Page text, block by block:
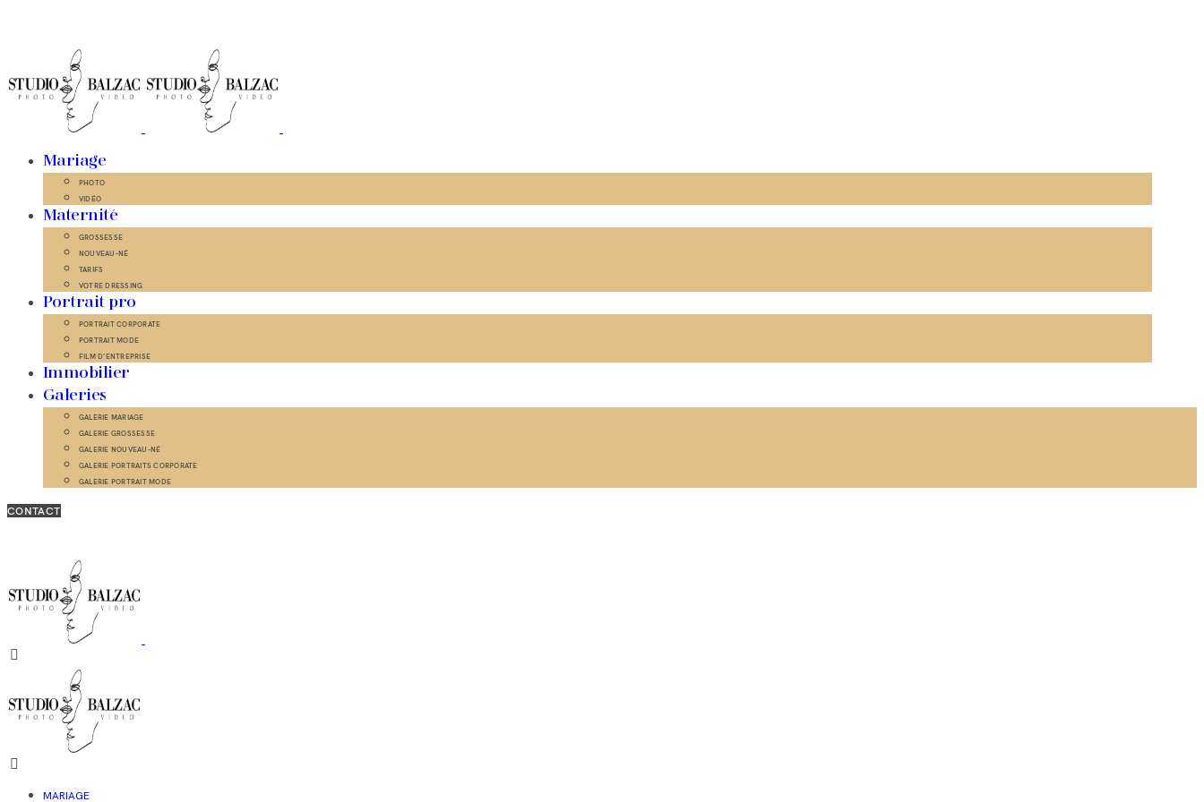
Mariage
PHOTO
VIDÉO
Maternité
GROSSESSE
NOUVEAU-NÉ
TARIFS
VOTRE DRESSING
Portrait pro
PORTRAIT CORPORATE
PORTRAIT MODE
FILM D’ENTREPRISE
Immobilier
Galeries
GALERIE MARIAGE
GALERIE GROSSESSE
GALERIE NOUVEAU-NÉ
GALERIE PORTRAITS CORPORATE
GALERIE PORTRAIT MODE
CONTACT
MARIAGE